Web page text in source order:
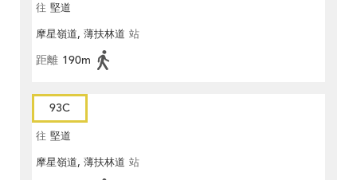
往 堅道
摩星嶺道, 薄扶林道 站
距離 190m
93C
往 堅道
摩星嶺道, 薄扶林道 站